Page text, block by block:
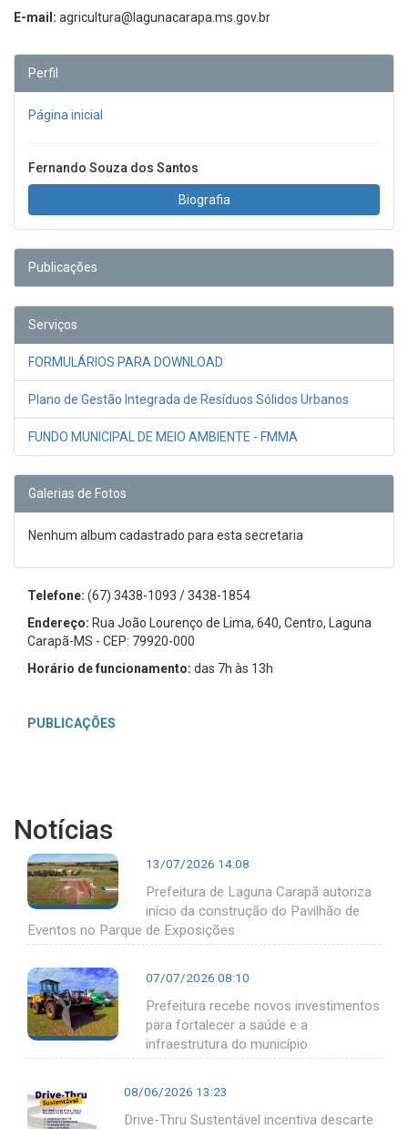
E-mail: agricultura@lagunacarapa.ms.gov.br
Perfil
Página inicial
Fernando Souza dos Santos
Biografia
Publicações
Serviços
FORMULÁRIOS PARA DOWNLOAD
Plano de Gestão Integrada de Resíduos Sólidos Urbanos
FUNDO MUNICIPAL DE MEIO AMBIENTE - FMMA
Galerias de Fotos
Nenhum album cadastrado para esta secretaria
Telefone: (67) 3438-1093 / 3438-1854
Endereço: Rua João Lourenço de Lima, 640, Centro, Laguna
Carapã-MS - CEP: 79920-000
Horário de funcionamento: das 7h às 13h
PUBLICAÇÕES
Notícias
13/07/2026 14:08
Prefeitura de Laguna Carapã autoriza
início da construção do Pavilhão de
Eventos no Parque de Exposições
07/07/2026 08:10
Prefeitura recebe novos investimentos
para fortalecer a saúde e a
infraestrutura do município
08/06/2026 13:23
Drive-Thru Sustentável incentiva descarte